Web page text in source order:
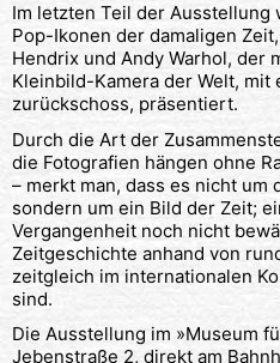
Im letzten Teil der Ausstellung
Pop-Ikonen der damaligen
Hendrix und Andy Warhol, der
Kleinbild-Kamera der Welt, mit
zurückschoss, präsentiert.
Durch die Art der
die Fotografien hängen ohne
– merkt man, dass es nicht um
sondern um ein Bild der Zeit;
Vergangenheit noch nicht
Zeitgeschichte anhand von
zeitgleich im internationalen
sind.
Die Ausstellung im »Museum
Jebenstraße 2, direkt am